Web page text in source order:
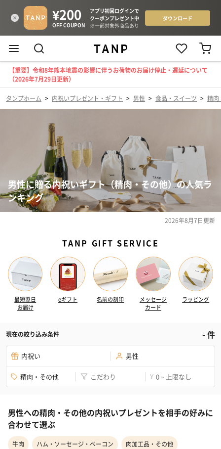
【重要】令和8年熊本地震の影響に伴うお荷物のお届け停止・遅延について
（2026年7月29日更新）
タンプホーム > 内祝いプレゼント・ギフト > 男性 > 食品・スイーツ > 精肉
男性に贈る内祝いギフト（精肉・その他）の人気ラ
ンキング
2026年8月7日更新
TANP GIFT SERVICE
最短翌日
お届け
eギフト 名前の刻印
メッセージ
カード
ラッピング
現在の絞り込み条件 -件
内祝い 男性
精肉・その他 こだわり ¥ 0 ~ 上限なし
男性への精肉・その他の内祝いプレゼントを相手の好みに
合わせて選ぶ
牛肉 ハム・ソーセージ・ベーコン 肉加工品・その他